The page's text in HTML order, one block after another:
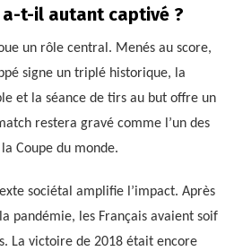
a-t-il autant captivé ?
un rôle central. Menés au score,
signe un triplé historique, la
et la séance de tirs au but offre un
restera gravé comme l’un des
Coupe du monde.
sociétal amplifie l’impact. Après
pandémie, les Français avaient soif
La victoire de 2018 était encore